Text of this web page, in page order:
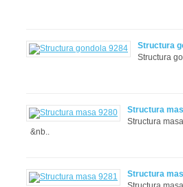
Structura
Structura
Structura
Structura
&nb..
Structura